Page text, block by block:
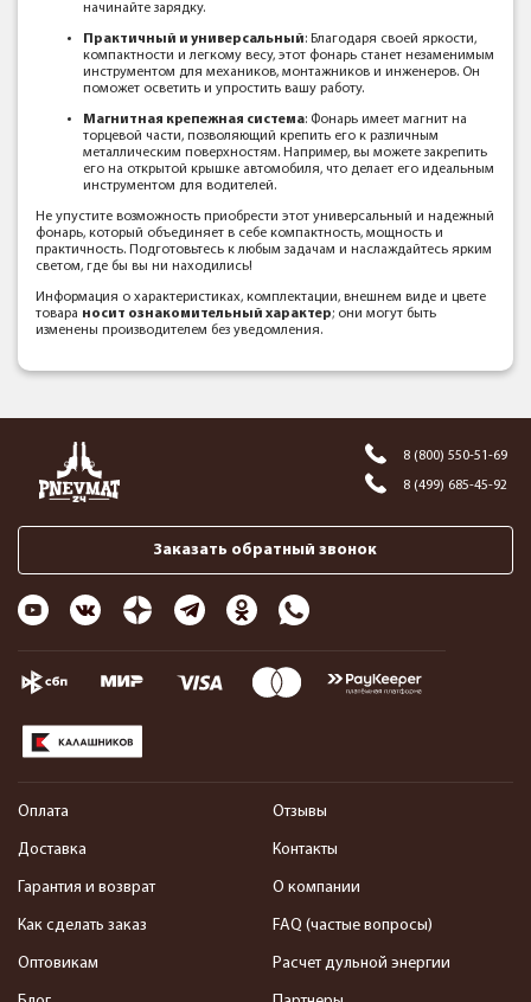
начинайте зарядку.
Практичный и универсальный: Благодаря своей яркости,
компактности и легкому весу, этот фонарь станет незаменимым
инструментом для механиков, монтажников и инженеров. Он
поможет осветить и упростить вашу работу.
Магнитная крепежная система: Фонарь имеет магнит на
торцевой части, позволяющий крепить его к различным
металлическим поверхностям. Например, вы можете закрепить
его на открытой крышке автомобиля, что делает его идеальным
инструментом для водителей.
Не упустите возможность приобрести этот универсальный и надежный
фонарь, который объединяет в себе компактность, мощность и
практичность. Подготовьтесь к любым задачам и наслаждайтесь ярким
светом, где бы вы ни находились!
Информация о характеристиках, комплектации, внешнем виде и цвете
товара носит ознакомительный характер; они могут быть
изменены производителем без уведомления.
8 (800) 550-51-69
8 (499) 685-45-92
Заказать обратный звонок
Оплата
Доставка
Гарантия и возврат
Как сделать заказ
Оптовикам
Отзывы
Контакты
О компании
FAQ (частые вопросы)
Расчет дульной энергии